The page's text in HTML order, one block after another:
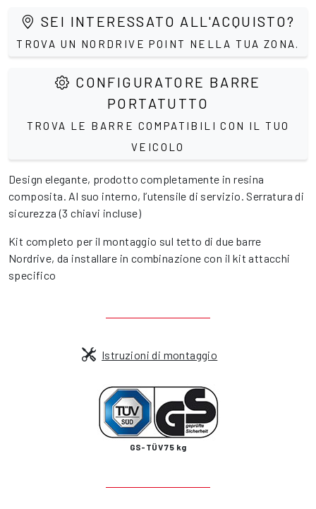
SEI INTERESSATO ALL'ACQUISTO?
TROVA UN NORDRIVE POINT NELLA TUA ZONA.
CONFIGURATORE BARRE
PORTATUTTO
TROVA LE BARRE COMPATIBILI CON IL TUO
VEICOLO
Design elegante, prodotto completamente in resina
composita. Al suo interno, l’utensile di servizio. Serratura di
sicurezza (3 chiavi incluse)
Kit completo per il montaggio sul tetto di due barre
Nordrive, da installare in combinazione con il kit attacchi
specifico
Istruzioni di montaggio
GS-TÜV 75 kg